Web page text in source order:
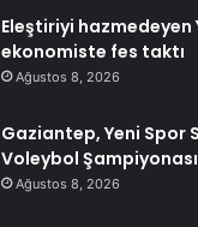
Eleştiriyi hazmedeyen
ekonomiste fes taktı
Ağustos 8, 2026
Gaziantep, Yeni Spor
Voleybol
Ağustos 8, 2026